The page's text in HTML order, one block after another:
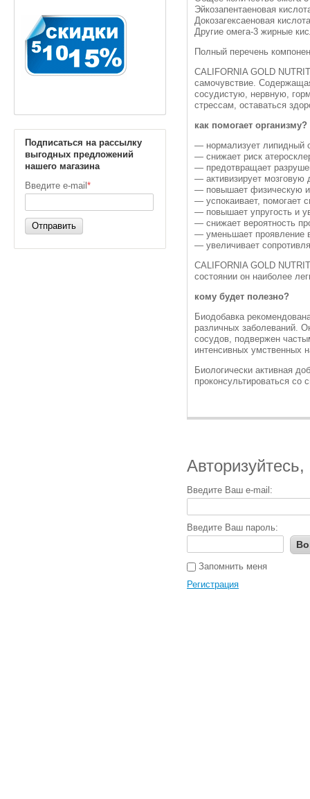
Подписаться на рассылку
выгодных предложений
нашего магазина
Введите e-mail *
Отправить
Эйкозапентаеновая
Докозагексаеновая
Другие омега-3 жирные
Полный перечень
CALIFORNIA GOLD
самочувствие.
сосудистую, нервную,
стрессам, оставаться
как помогает организму?
— нормализует липидный
— снижает риск
— предотвращает
— активизирует мозговую
— повышает физическую и
— успокаивает, помогает
— повышает упругость и
— снижает вероятность
— уменьшает проявление
— увеличивает
CALIFORNIA GOLD
состоянии он наиболее
кому будет полезно?
Биодобавка
различных заболеваний.
сосудов, подвержен
интенсивных умственных
Биологически активная
проконсультироваться со
Введите Ваш e-mail:
Введите Ваш пароль:
Запомнить меня
Регистрация